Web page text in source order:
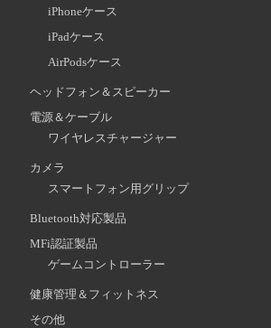
iPhoneケース
iPadケース
AirPodsケース
ヘッドフォン＆スピーカー
電源＆ケーブル
ワイヤレスチャージャー
カメラ
スマートフォン用グリップ
Bluetooth対応製品
MFi認証製品
ゲームコントローラー
健康管理＆フィットネス
その他